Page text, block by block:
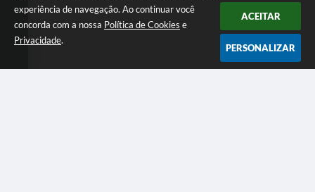
experiência de navegação. Ao continuar você
concorda com a nossa Política de Cookies e
Privacidade.
ACEITAR
PERSONALIZAR